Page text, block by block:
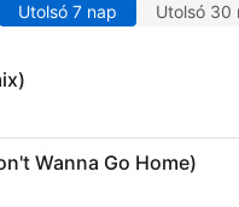
Utolsó 7 nap Utolsó 30
Wanna Go Home)